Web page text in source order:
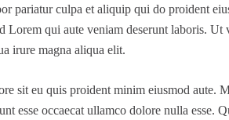
pariatur culpa et aliquip qui do proident
Lorem qui aute veniam deserunt laboris.
irure magna aliqua elit.
sit eu quis proident minim eiusmod aute.
esse occaecat ullamco dolore nulla esse.